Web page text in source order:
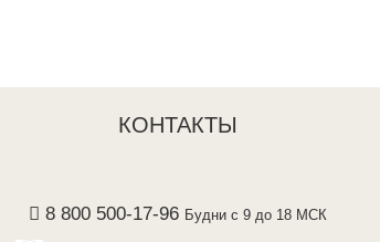
КОНТАКТЫ
8 800 500-17-96 Будни с 9 до 18 МСК